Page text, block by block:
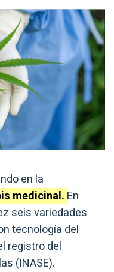
en la
medicinal. En
seis variedades
tecnología del
registro del
(INASE).